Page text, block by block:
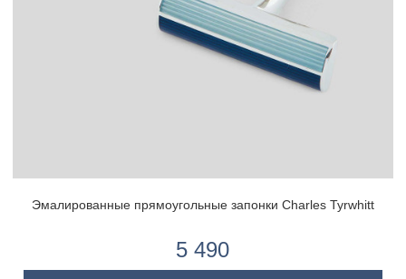
Эмалированные прямоугольные запонки Charles Tyrwhitt
5 490